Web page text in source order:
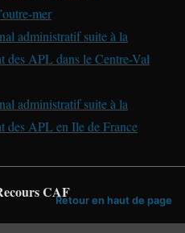
mer
administratif suite à la
des APL dans le Centre-Val
administratif suite à la
des APL en Ile de France
CAFRetour en haut de page